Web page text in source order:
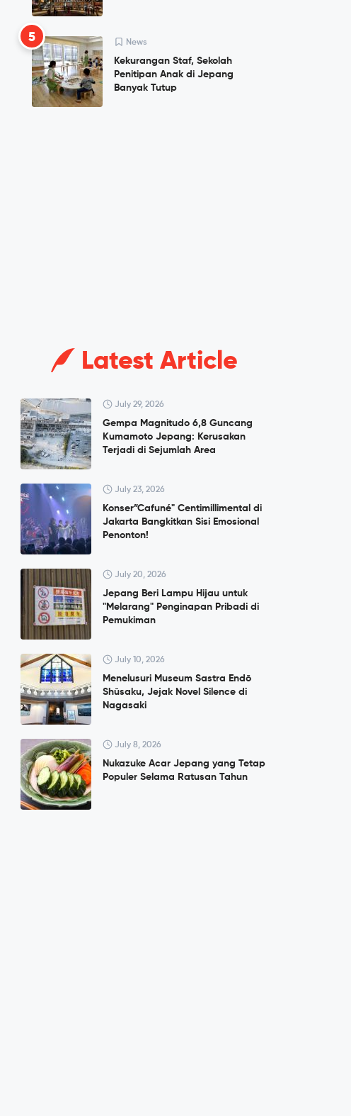
5 News
Kekurangan Staf, Sekolah
Penitipan Anak di Jepang
Banyak Tutup
Latest Article
July 29, 2026
Gempa Magnitudo 6,8 Guncang
Kumamoto Jepang: Kerusakan
Terjadi di Sejumlah Area
July 23, 2026
Konser”Cafuné" Centimillimental di
Jakarta Bangkitkan Sisi Emosional
Penonton!
July 20, 2026
Jepang Beri Lampu Hijau untuk
"Melarang" Penginapan Pribadi di
Pemukiman
July 10, 2026
Menelusuri Museum Sastra Endō
Shūsaku, Jejak Novel Silence di
Nagasaki
July 8, 2026
Nukazuke Acar Jepang yang Tetap
Populer Selama Ratusan Tahun